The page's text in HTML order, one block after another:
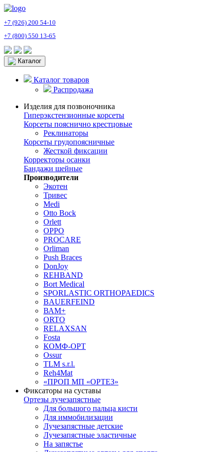
+7 (926) 200 54-10
+7 (800) 550 13-65
Каталог
Каталог товаров
Распродажа
Изделия для позвоночника
Гиперэкстензионные корсеты
Корсеты пояснично крестцовые
Реклинаторы
Корсеты грудопоясничные
Жесткой фиксации
Корректоры осанки
Бандажи шейные
Производители
Экотен
Тривес
Medi
Otto Bock
Orlett
OPPO
PROCARE
Orliman
Push Braces
DonJoy
REHBAND
Bort Medical
SPORLASTIC ORTHOPAEDICS
BAUERFEIND
ВАМ+
ORTO
RELAXSAN
Fosta
КОМФ-ОРТ
Ossur
TLM s.r.l.
Reh4Mat
«ПРОП МП «ОРТЕЗ»
Фиксаторы на суставы
Ортезы лучезапястные
Для большого пальца кисти
Для иммобилизации
Лучезапястные детские
Лучезапястные эластичные
На запястье